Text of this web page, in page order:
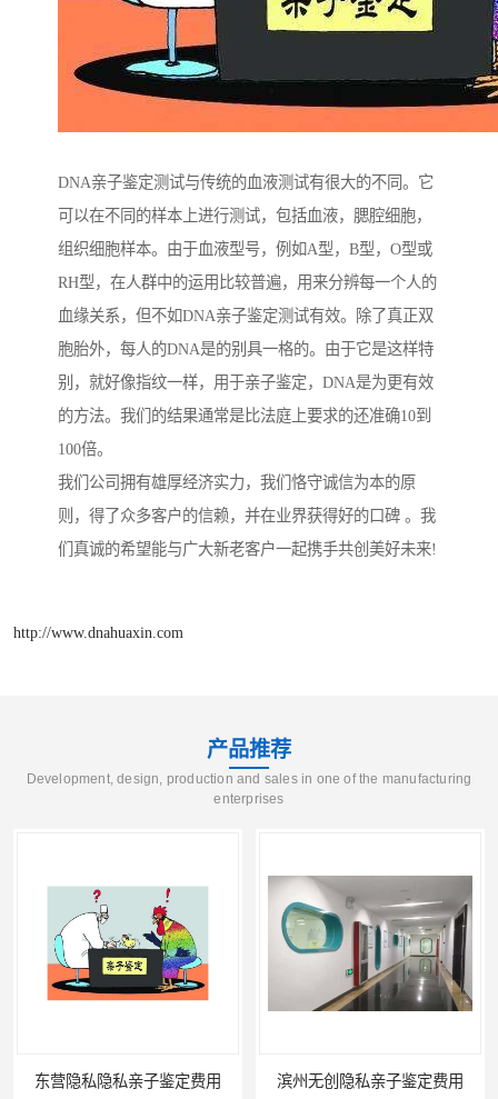
DNA亲子鉴定测试与传统的血液测试有很大的不同。它
可以在不同的样本上进行测试，包括血液，腮腔细胞，
组织细胞样本。由于血液型号，例如A型，B型，O型或
RH型，在人群中的运用比较普遍，用来分辨每一个人的
血缘关系，但不如DNA亲子鉴定测试有效。除了真正双
胞胎外，每人的DNA是的别具一格的。由于它是这样特
别，就好像指纹一样，用于亲子鉴定，DNA是为更有效
的方法。我们的结果通常是比法庭上要求的还准确10到
100倍。
我们公司拥有雄厚经济实力，我们恪守诚信为本的原
则，得了众多客户的信赖，并在业界获得好的口碑 。我
们真诚的希望能与广大新老客户一起携手共创美好未来!
http://www.dnahuaxin.com
产品推荐
Development, design, production and sales in one of the manufacturing
enterprises
东营隐私隐私亲子鉴定费用 滨州无创隐私亲子鉴定费用